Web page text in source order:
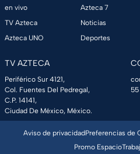
en vivo
TV Azteca
Azteca UNO
Azteca 7
Noticias
Deportes
TV AZTECA
Periférico Sur 4121,
Col. Fuentes Del Pedregal,
C.P. 14141,
Ciudad De México, México.
55
Aviso de privacidadPreferencias de
Promo Espacio